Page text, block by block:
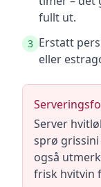
fullt ut.
3 Erstatt
eller
Server
sprø
også
frisk hvitvin